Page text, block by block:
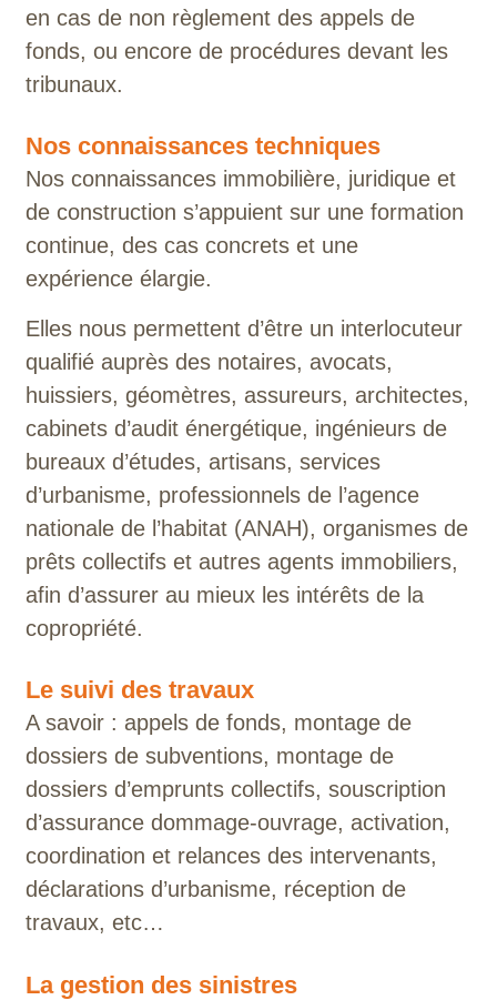
en cas de non règlement des appels de
fonds, ou encore de procédures devant les
tribunaux.
Nos connaissances techniques
Nos connaissances immobilière, juridique et
de construction s’appuient sur une formation
continue, des cas concrets et une
expérience élargie.
Elles nous permettent d’être un interlocuteur
qualifié auprès des notaires, avocats,
huissiers, géomètres, assureurs, architectes,
cabinets d’audit énergétique, ingénieurs de
bureaux d’études, artisans, services
d’urbanisme, professionnels de l’agence
nationale de l’habitat (ANAH), organismes de
prêts collectifs et autres agents immobiliers,
afin d’assurer au mieux les intérêts de la
copropriété.
Le suivi des travaux
A savoir : appels de fonds, montage de
dossiers de subventions, montage de
dossiers d’emprunts collectifs, souscription
d’assurance dommage-ouvrage, activation,
coordination et relances des intervenants,
déclarations d’urbanisme, réception de
travaux, etc…
La gestion des sinistres